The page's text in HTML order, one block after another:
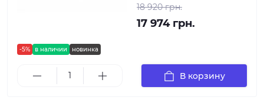
-5% в наличии новинка
18 920 грн.
17 974 грн.
В корзину